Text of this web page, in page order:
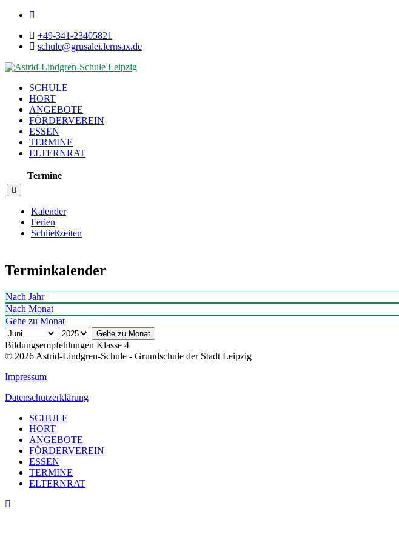
+49-341-23405821
schule@grusalei.lernsax.de
SCHULE
HORT
ANGEBOTE
FÖRDERVEREIN
ESSEN
TERMINE
ELTERNRAT
Termine
Kalender
Ferien
Schließzeiten
Terminkalender
Nach Jahr
Nach Monat
Gehe zu Monat
Gehe zu Monat
Bildungsempfehlungen Klasse 4
© 2026 Astrid-Lindgren-Schule - Grundschule der Stadt Leipzig
Impressum
Datenschutzerklärung
SCHULE
HORT
ANGEBOTE
FÖRDERVEREIN
ESSEN
TERMINE
ELTERNRAT